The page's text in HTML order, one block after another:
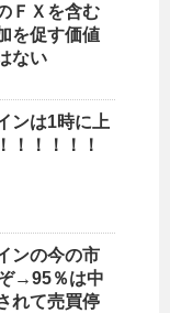
ＦＸを含む
を促す価値
ない
ンは1時に上
！！！！！
ンの今の市
→95％は中
れて売買停